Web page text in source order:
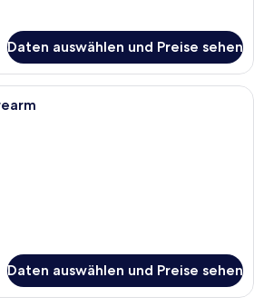
Daten auswählen und Preise sehen
Doppelzimmer, barrierearm |
Daten auswählen und Preise sehen